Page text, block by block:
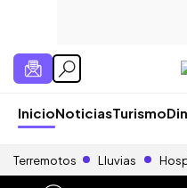
InicioNoticiasTurismo
Terremotos Lluvias